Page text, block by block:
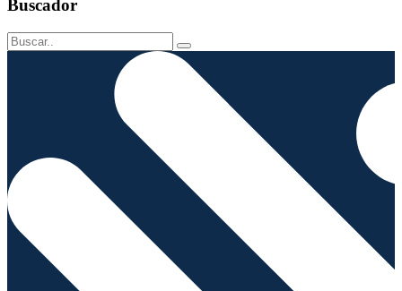
Buscador